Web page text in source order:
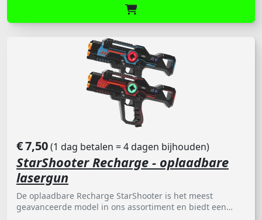
€7,50(1 dag betalen = 4 dagen bijhouden)
StarShooter Recharge - oplaadbare
lasergun
De oplaadbare Recharge StarShooter is het meest
geavanceerde model in ons assortiment en biedt een